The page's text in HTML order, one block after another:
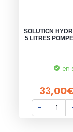
SOLUTION
5 LITRES
en